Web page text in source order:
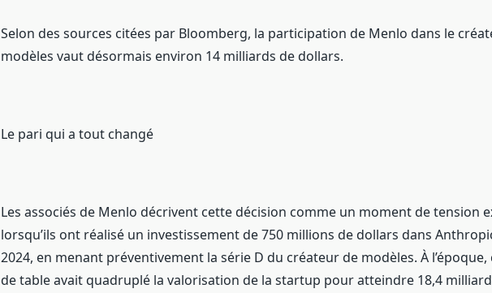
Selon des sources citées par Bloomberg, la participation de Menlo dans le
modèles vaut désormais environ 14 milliards de dollars.
Le pari qui a tout changé
Les associés de Menlo décrivent cette décision comme un moment de tension
lorsqu’ils ont réalisé un investissement de 750 millions de dollars dans
2024, en menant préventivement la série D du créateur de modèles. À
de table avait quadruplé la valorisation de la startup pour atteindre 18,4